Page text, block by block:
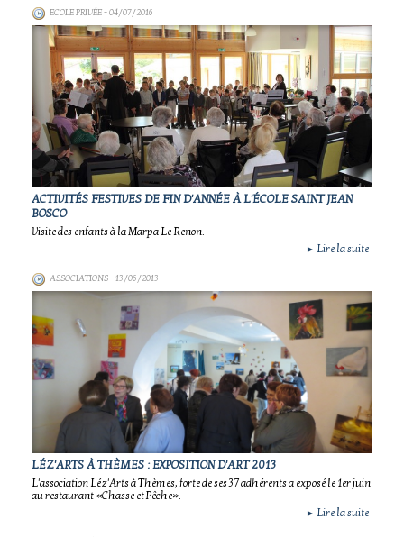
ECOLE PRIVÉE- 04/07/2016
ACTIVITÉS FESTIVES DE FIN D'ANNÉE À L'ÉCOLE SAINT JEAN
BOSCO
Visite des enfants à la Marpa Le Renon.
► Lire la suite
ASSOCIATIONS- 13/06/2013
LÉZ'ARTS À THÈMES : EXPOSITION D'ART 2013
L'association Léz'Arts à Thèmes, forte de ses 37 adhérents a exposé le 1er juin
au restaurant «Chasse et Pêche».
► Lire la suite